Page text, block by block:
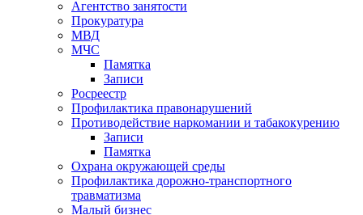
Агентство занятости
Прокуратура
МВД
МЧС
Памятка
Записи
Росреестр
Профилактика правонарушений
Противодействие наркомании и табакокурению
Записи
Памятка
Охрана окружающей среды
Профилактика дорожно-транспортного
травматизма
Малый бизнес